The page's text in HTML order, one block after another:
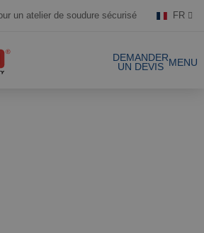
FR
DEMANDER
UN DEVIS MENU